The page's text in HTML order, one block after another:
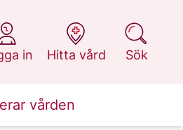
in
Hitta vård
på 1177.se
Sök
på 1177.se
vården